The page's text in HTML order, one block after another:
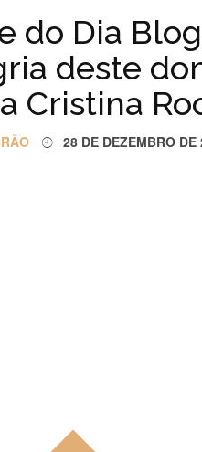
do Dia
deste
Cristina
28 DE DEZEMBRO DE